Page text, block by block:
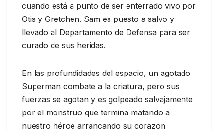
cuando está a punto de ser enterrado vivo por
Otis y Gretchen. Sam es puesto a salvo y
llevado al Departamento de Defensa para ser
curado de sus heridas.
En las profundidades del espacio, un agotado
Superman combate a la criatura, pero sus
fuerzas se agotan y es golpeado salvajamente
por el monstruo que termina matando a
nuestro héroe arrancando su corazon